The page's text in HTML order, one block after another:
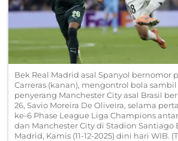
Bek Real Madrid asal Spanyol bernomor
Carreras (kanan), mengontrol bola
penyerang Manchester City asal Brasil
26, Savio Moreira De Oliveira, selama
ke-6 Phase League Liga Champions
dan Manchester City di Stadion Santiago
Madrid, Kamis (11-12-2025) dini hari WIB.